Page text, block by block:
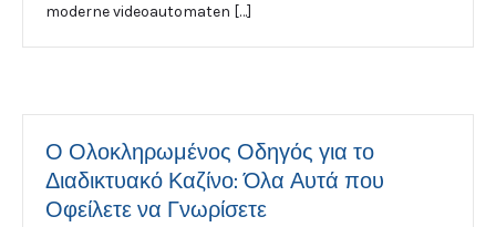
moderne videoautomaten […]
Ο Ολοκληρωμένος Οδηγός για το
Διαδικτυακό Καζίνο: Όλα Αυτά που
Οφείλετε να Γνωρίσετε